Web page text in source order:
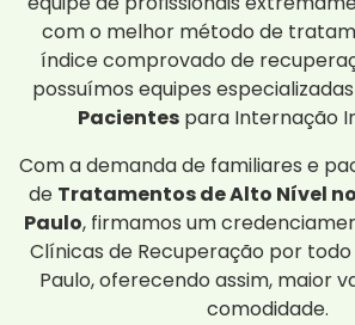
com o melhor método de
índice comprovado de
possuímos equipes
Pacientes para Internação
Com a demanda de familiares e
de Tratamentos de Alto Nível
Paulo, firmamos um
Clínicas de Recuperação por todo
Paulo, oferecendo assim, maior
comodidade.